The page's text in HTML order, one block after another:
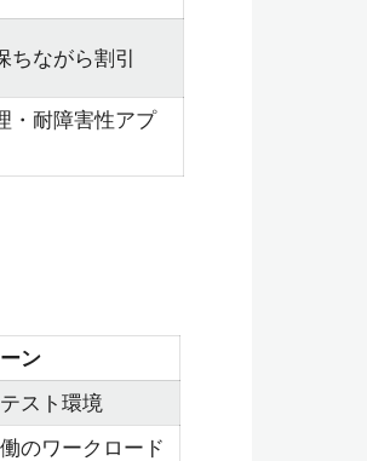
ちながら割引
・耐障害性アプ
ン
スト環境
のワークロード